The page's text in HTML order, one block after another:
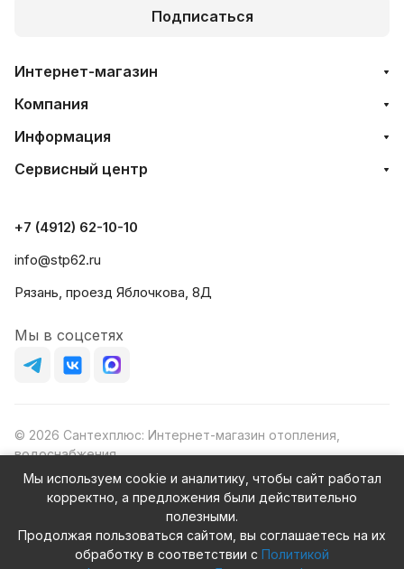
Подписаться
Интернет-магазин
Компания
Информация
Сервисный центр
+7 (4912) 62-10-10
info@stp62.ru
Рязань, проезд Яблочкова, 8Д
Мы в соцсетях
© 2026 Сантехплюс: Интернет-магазин отопления,
водоснабжения
Юридический адрес: 390023, г. Рязань, проезд Яблочкова,
ИНН/КПП: 6230087631/623001001
ОГРН: 1156230000080
Мы используем cookie и аналитику, чтобы сайт работал
корректно, а предложения были действительно
полезными.
Продолжая пользоваться сайтом, вы соглашаетесь на их
обработку в соответствии с Политикой